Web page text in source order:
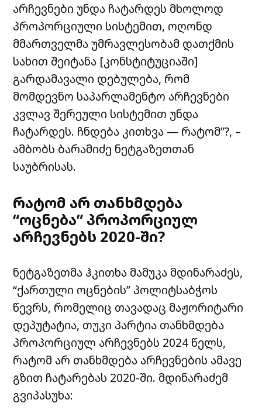
არჩევნები უნდა ჩატარდეს მხოლოდ
პროპორციული სისტემით, ოღონდ
მმართველმა უმრავლესობამ დათქმის
სახით შეიტანა [კონსტიტუციაში]
გარდამავალი დებულება, რომ
მომდევნო საპარლამენტო არჩევნები
კვლავ შერეული სისტემით უნდა
ჩატარდეს. ჩნდება კითხვა — რატომ”?, –
ამბობს ბარამიძე ნეტგაზეთთან
საუბრისას.
რატომ არ თანხმდება
“ოცნება” პროპორციულ
არჩევნებს 2020-ში?
ნეტგაზეთმა ჰკითხა მამუკა მდინარაძეს,
“ქართული ოცნების” პოლიტსაბჭოს
წევრს, რომელიც თავადაც მაჟორიტარი
დეპუტატია, თუკი პარტია თანხმდება
პროპორციულ არჩევნებს 2024 წელს,
რატომ არ თანხმდება არჩევნების ამავე
გზით ჩატარებას 2020-ში. მდინარაძემ
გვიპასუხა: